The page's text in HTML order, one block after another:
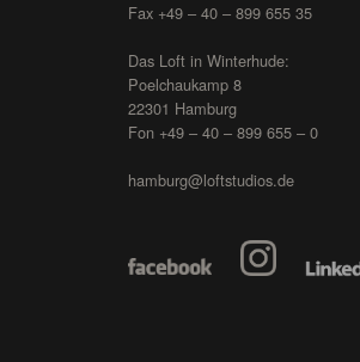
Fax +49 – 40 – 899 655 35
Das Loft in Winterhude:
Poelchaukamp 8
22301 Hamburg
Fon +49 – 40 – 899 655 – 0
hamburg@loftstudios.de